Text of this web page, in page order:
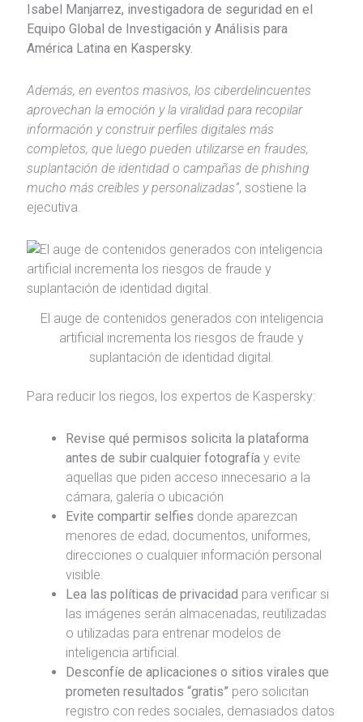
Isabel Manjarrez, investigadora de seguridad en el
Equipo Global de Investigación y Análisis para
América Latina en Kaspersky.
Además, en eventos masivos, los ciberdelincuentes
aprovechan la emoción y la viralidad para recopilar
información y construir perfiles digitales más
completos, que luego pueden utilizarse en fraudes,
suplantación de identidad o campañas de phishing
mucho más creíbles y personalizadas”, sostiene la
ejecutiva.
El auge de contenidos generados con inteligencia
artificial incrementa los riesgos de fraude y
suplantación de identidad digital.
Para reducir los riegos, los expertos de Kaspersky:
Revise qué permisos solicita la plataforma
antes de subir cualquier fotografíay evite
aquellas que piden acceso innecesario a la
cámara, galería o ubicación
Evite compartir selfies donde aparezcan
menores de edad, documentos, uniformes,
direcciones o cualquier información personal
visible.
Lea las políticas de privacidad para verificar si
las imágenes serán almacenadas, reutilizadas
o utilizadas para entrenar modelos de
inteligencia artificial.
Desconfíe de aplicaciones o sitios virales que
prometen resultados “gratis” pero solicitan
registro con redes sociales, demasiados datos